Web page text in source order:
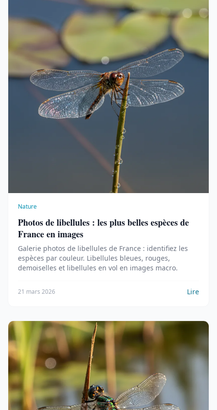
Nature
Photos de libellules : les plus belles espèces de
France en images
Galerie photos de libellules de France : identifiez les
espèces par couleur. Libellules bleues, rouges,
demoiselles et libellules en vol en images macro.
21 mars 2026 Lire